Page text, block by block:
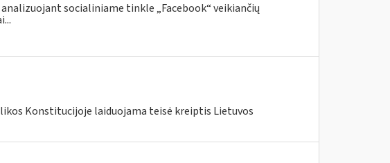
socialiniame tinkle „Facebook“ veikiančių
Konstitucijoje laiduojama teisė kreiptis Lietuvos